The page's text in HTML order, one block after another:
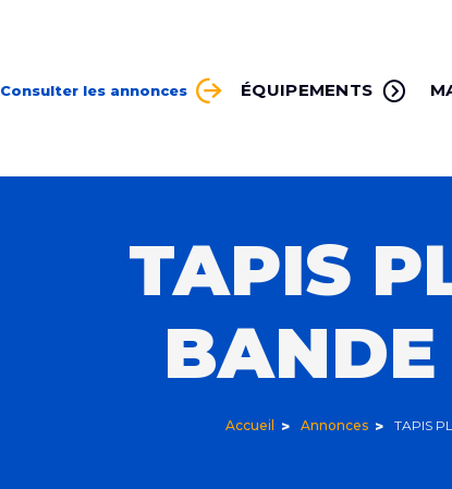
Consulter les annonces ÉQUIPEMENTS
TAPIS
BANDE
Accueil Annonces TAPIS